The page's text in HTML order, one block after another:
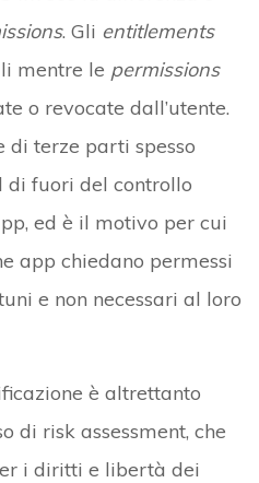
. Gli entitlements
mentre le permissions
o revocate dall’utente.
di terze parti spesso
di fuori del controllo
ed è il motivo per cui
app chiedano permessi
e non necessari al loro
è altrettanto
di risk assessment, che
i diritti e libertà dei